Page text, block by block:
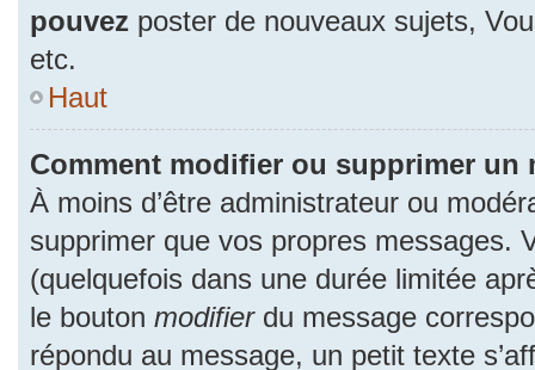
pouvez poster de nouveaux sujets,
etc.
Haut
Comment modifier ou supprimer un
À moins d’être administrateur ou
supprimer que vos propres messages.
(quelquefois dans une durée limitée
le bouton modifierdu message
répondu au message, un petit texte